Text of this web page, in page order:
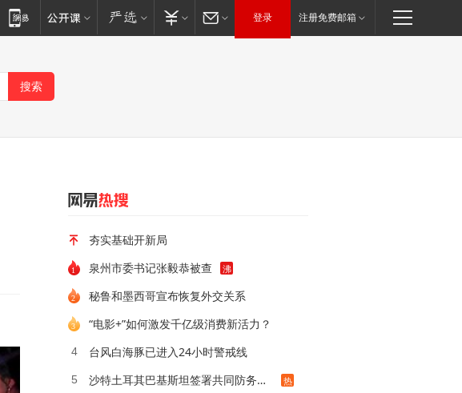
登录 注册免费邮箱
夯实基础开新局
泉州市委书记张毅恭被查 沸
秘鲁和墨西哥宣布恢复外交关系
“电影+”如何激发千亿级消费新活力？
4 台风白海豚已进入24小时警戒线
5 沙特土耳其巴基斯坦签署共同防务协议 热